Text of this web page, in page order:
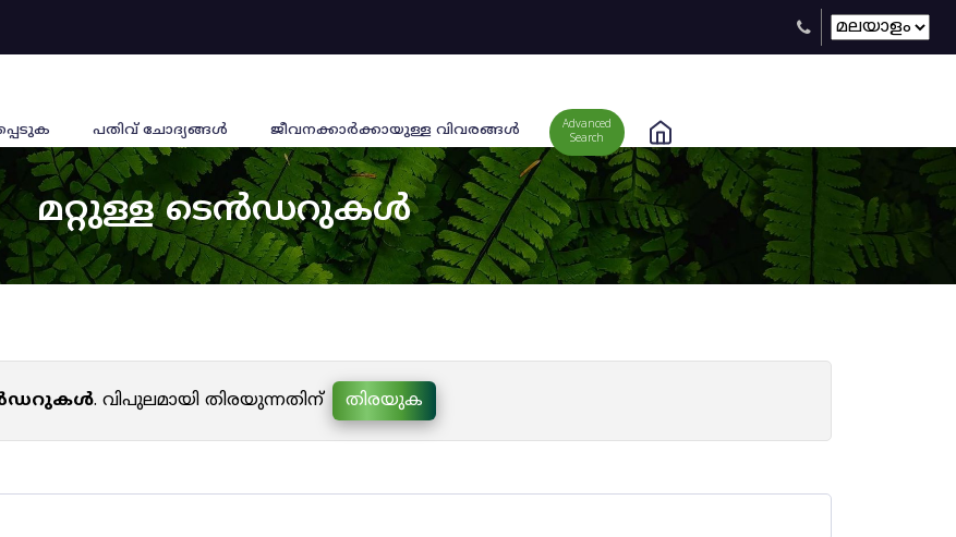
പതിവ് ചോദ്യങ്ങൾ ജീവനക്കാര്‍ക്കായുള്ള വിവരങ്ങള്‍
Advanced
Search
മറ്റുള്ള ടെൻഡറുകൾ
. വിപുലമായി തിരയുന്നതിന് തിരയുക